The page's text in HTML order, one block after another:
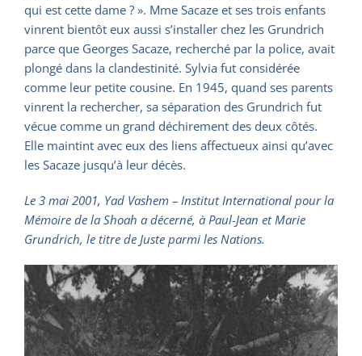
qui est cette dame ? ». Mme Sacaze et ses trois enfants
vinrent bientôt eux aussi s’installer chez les Grundrich
parce que Georges Sacaze, recherché par la police, avait
plongé dans la clandestinité. Sylvia fut considérée
comme leur petite cousine. En 1945, quand ses parents
vinrent la rechercher, sa séparation des Grundrich fut
vécue comme un grand déchirement des deux côtés.
Elle maintint avec eux des liens affectueux ainsi qu’avec
les Sacaze jusqu’à leur décès.
Le 3 mai 2001, Yad Vashem – Institut International pour la
Mémoire de la Shoah a décerné, à Paul-Jean et Marie
Grundrich, le titre de Juste parmi les Nations.